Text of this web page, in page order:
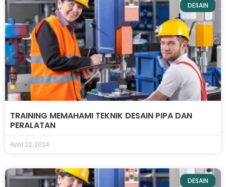
DESAIN
TRAINING MEMAHAMI TEKNIK DESAIN PIPA DAN
PERALATAN
April 22, 2024
DESAIN